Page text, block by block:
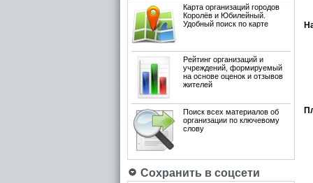
Карта организаций городов
Королёв и Юбилейный.
Удобный поиск по карте
Рейтинг организаций и
учреждений, формируемый
на основе оценок и отзывов
жителей
Поиск всех материалов об
организации по ключевому
слову
Сохранить в соцсети